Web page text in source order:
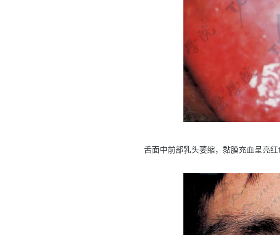
舌面中前部乳头萎缩，黏膜充血呈亮